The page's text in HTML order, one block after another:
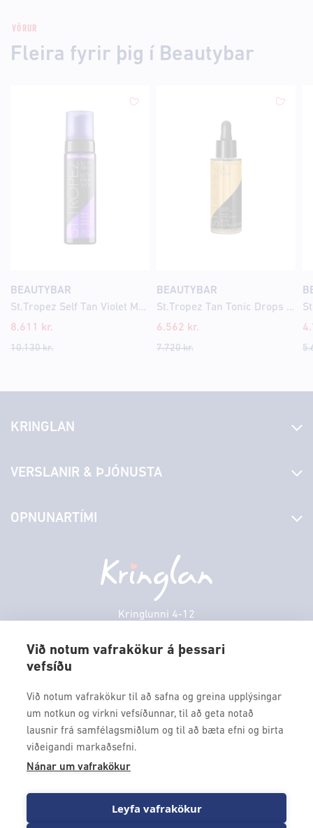
Við notum vafrakökur á þessari
vefsíðu
Við notum vafrakökur til að safna og greina upplýsingar
um notkun og virkni vefsíðunnar, til að geta notað
lausnir frá samfélagsmiðlum og til að bæta efni og birta
viðeigandi markaðsefni.
Nánar um vafrakökur
Leyfa vafrakökur
VÖRUR
Fleira fyrir þig í Beautybar
BEAUTYBAR
St.Tropez Self Tan Violet Mousse 200ml
8.611
kr.
10.130kr.
BEAUTYBAR
St.Tropez Tan Tonic Drops 30ml
6.562 kr.
7.720kr.
Kringlunni 4-12
kringlan@kringlan.is
KRINGLAN
Laus störf
Hafðu samband
Persónuverndarstefna
VERSLANIR & ÞJÓNUSTA
Borgarbókasafn
Borgarleikhúsið
Ævintýraland
OPNUNARTÍMI
Miðvikudagur
VERTU MEÐ
Fáðu forskot á dagskrána okkar og sértilboð með því að skrá